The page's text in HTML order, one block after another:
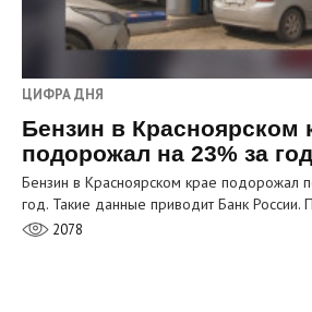
ЦИФРА ДНЯ
Бензин в Красноярском
подорожал на 23% за год
Бензин в Красноярском крае подорожал
год. Такие данные приводит Банк России.
2078